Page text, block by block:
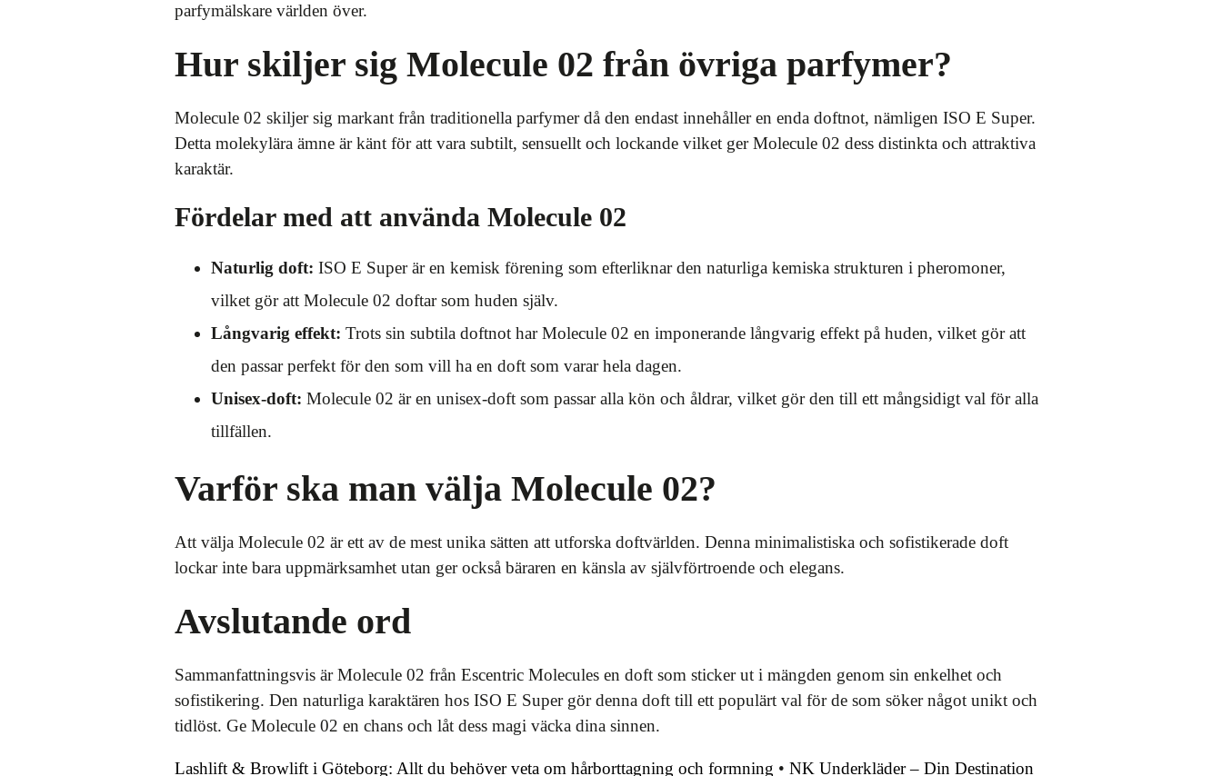
parfymälskare världen över.
Hur skiljer sig Molecule 02 från övriga parfymer?
Molecule 02 skiljer sig markant från traditionella parfymer då den endast innehåller en enda doftnot, nämligen ISO E Super.
Detta molekylära ämne är känt för att vara subtilt, sensuellt och lockande vilket ger Molecule 02 dess distinkta och attraktiva
karaktär.
Fördelar med att använda Molecule 02
Naturlig doft: ISO E Super är en kemisk förening som efterliknar den naturliga kemiska strukturen i pheromoner,
vilket gör att Molecule 02 doftar som huden själv.
Långvarig effekt: Trots sin subtila doftnot har Molecule 02 en imponerande långvarig effekt på huden, vilket gör att
den passar perfekt för den som vill ha en doft som varar hela dagen.
Unisex-doft: Molecule 02 är en unisex-doft som passar alla kön och åldrar, vilket gör den till ett mångsidigt val för alla
tillfällen.
Varför ska man välja Molecule 02?
Att välja Molecule 02 är ett av de mest unika sätten att utforska doftvärlden. Denna minimalistiska och sofistikerade doft
lockar inte bara uppmärksamhet utan ger också bäraren en känsla av självförtroende och elegans.
Avslutande ord
Sammanfattningsvis är Molecule 02 från Escentric Molecules en doft som sticker ut i mängden genom sin enkelhet och
sofistikering. Den naturliga karaktären hos ISO E Super gör denna doft till ett populärt val för de som söker något unikt och
tidlöst. Ge Molecule 02 en chans och låt dess magi väcka dina sinnen.
Lashlift & Browlift i Göteborg: Allt du behöver veta om hårborttagning och formning • NK Underkläder – Din Destination